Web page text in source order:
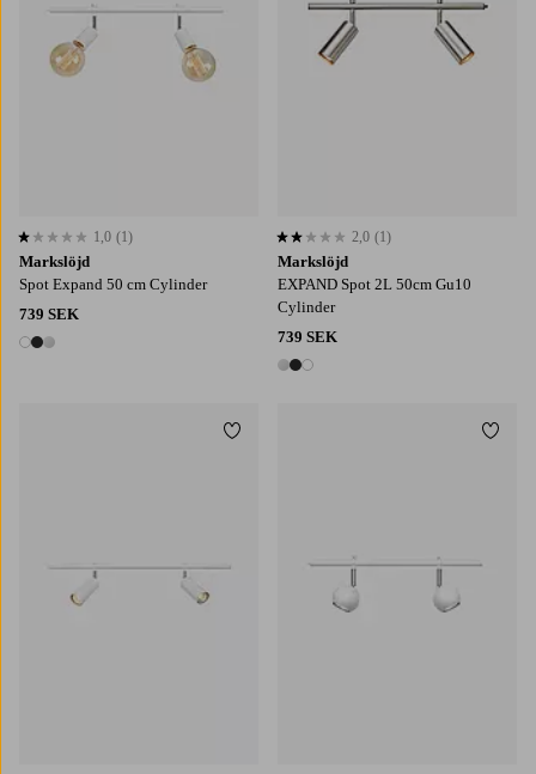
Markslöjd
Spot Expand 50 cm Cylinder
739 SEK
3 färger
1,0 baserat på 1 st betyg
1,0 (1)
Markslöjd
EXPAND Spot 2L 50cm Gu10
Cylinder
739 SEK
3 färger
2,0 baserat på 1 st betyg
2,0 (1)
Lägg till i favoriter